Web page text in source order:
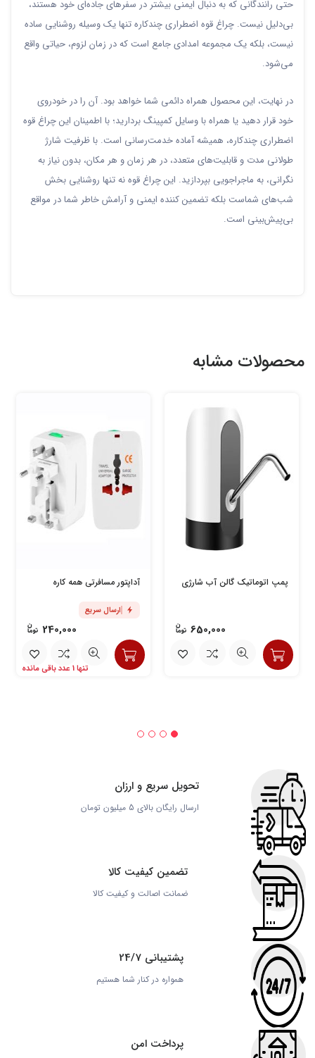
حتی رانندگانی که به دنبال ایمنی بیشتر در سفرهای جاده‌ای خود هستند،
بی‌دلیل نیست. چراغ قوه اضطراری چندکاره تنها یک وسیله روشنایی ساده
نیست، بلکه یک مجموعه امدادی جامع است که در زمان لزوم، حیاتی واقع
می‌شود.
در نهایت، این محصول همراه دائمی شما خواهد بود. آن را در خودروی
خود قرار دهید یا همراه با وسایل کمپینگ بردارید؛ با اطمینان این چراغ قوه
اضطراری چندکاره، همیشه آماده خدمت‌رسانی است. با ظرفیت شارژ
طولانی مدت و قابلیت‌های متعدد، در هر زمان و هر مکان، بدون نیاز به
نگرانی، به ماجراجویی بپردازید. این چراغ قوه نه تنها روشنایی بخش
شب‌های شماست بلکه تضمین کننده ایمنی و آرامش خاطر شما در مواقع
بی‌پیش‌بینی است.
محصولات مشابه
پمپ اتوماتیک گالن آب شارژی
650,000
آداپتور مسافرتی همه کاره
ارسال سریع
240,000
تنها 1 عدد باقی مانده
تحویل سریع و ارزان
ارسال رایگان بالای 5 میلیون تومان
تضمین کیفیت کالا
ضمانت اصالت و کیفیت کالا
پشتیبانی 24/7
همواره در کنار شما هستیم
پرداخت امن